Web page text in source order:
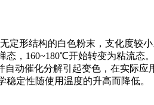
定形结构的白色粉末，支化度较
，160~180℃开始转变为粘流态
动催化分解引起变色，在实际应
定性随使用温度的升高而降低。